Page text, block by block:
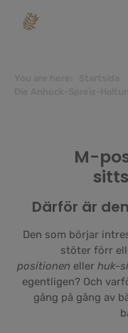
M-
Därför är
Den som börjar
stöter förr
positionen eller huk-
egentligen? Och
gång på gång av